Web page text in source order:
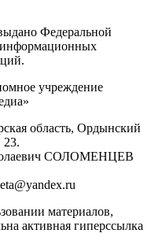
Федеральной
информационных
учреждение
область, Ордынский
23.
СОЛОМЕНЦЕВ
материалов,
активная гиперссылка